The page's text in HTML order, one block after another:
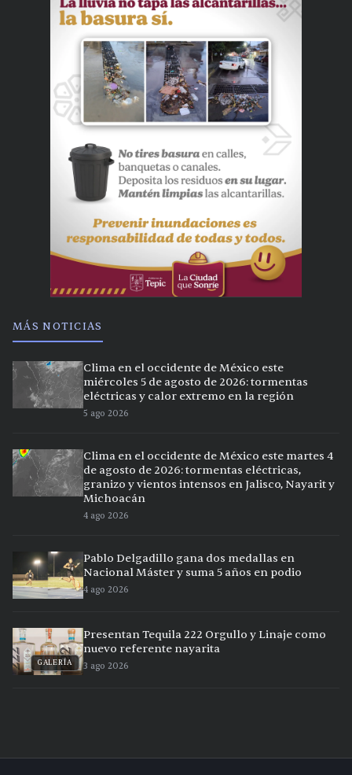
MÁS NOTICIAS
Clima en el occidente de México este
miércoles 5 de agosto de 2026: tormentas
eléctricas y calor extremo en la región
5 ago 2026
Clima en el occidente de México este martes 4
de agosto de 2026: tormentas eléctricas,
granizo y vientos intensos en Jalisco, Nayarit y
Michoacán
4 ago 2026
Pablo Delgadillo gana dos medallas en
Nacional Máster y suma 5 años en podio
4 ago 2026
GALERÍA
Presentan Tequila 222 Orgullo y Linaje como
nuevo referente nayarita
3 ago 2026